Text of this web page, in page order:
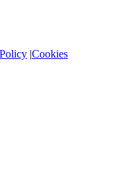
Cookies